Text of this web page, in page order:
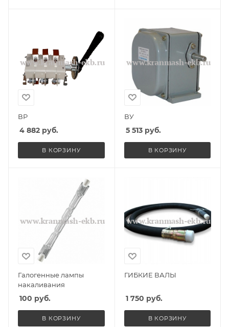
ВР
4 882 руб.
В КОРЗИНУ
ВУ
5 513руб.
В КОРЗИНУ
Галогенные лампы
накаливания
100 руб.
В КОРЗИНУ
ГИБКИЕ ВАЛЫ
1 750 руб.
В КОРЗИНУ